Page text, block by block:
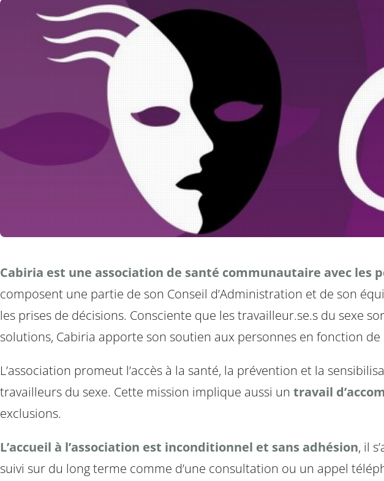
Cabiria est une association de santé communautaire avec les
composent une partie de son Conseil d’Administration et de son
les prises de décisions. Consciente que les travailleur.se.s du sexe
solutions, Cabiria apporte son soutien aux personnes en fonction
L’association promeut l’accès à la santé, la prévention et la
travailleurs du sexe. Cette mission implique aussi un travail
exclusions.
L’accueil à l’association est inconditionnel et sans adhésion, il
suivi sur du long terme comme d’une consultation ou un appel